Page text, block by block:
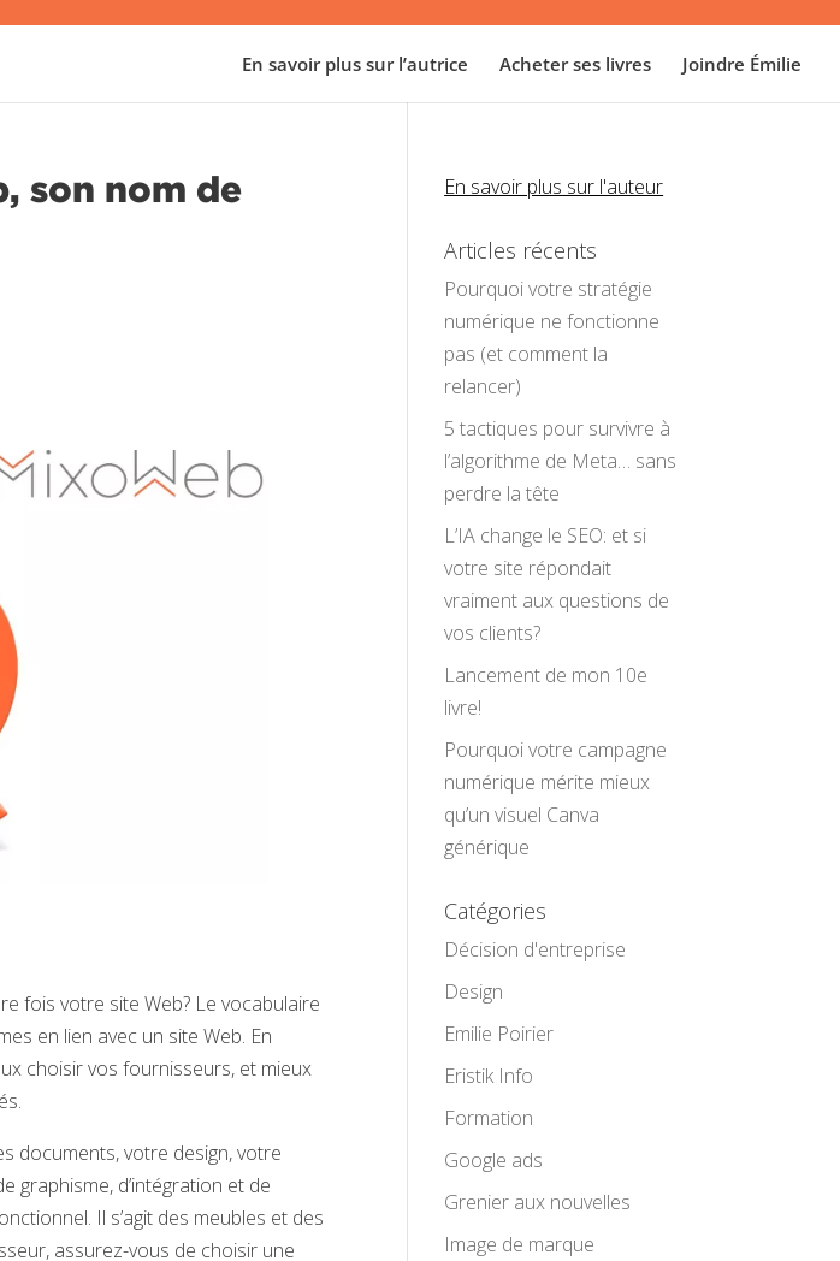
En savoir plus sur l’autrice Acheter ses livres Joindre Émilie
son nom de
fois votre site Web? Le vocabulaire
en lien avec un site Web. En
choisir vos fournisseurs, et mieux
documents, votre design, votre
graphisme, d’intégration et de
Il s’agit des meubles et des
assurez-vous de choisir une
En savoir plus sur l'auteur
Articles récents
Pourquoi votre stratégie
numérique ne fonctionne
pas (et comment la
relancer)
5 tactiques pour survivre à
l’algorithme de Meta… sans
perdre la tête
L’IA change le SEO: et si
votre site répondait
vraiment aux questions de
vos clients?
Lancement de mon 10e
livre!
Pourquoi votre campagne
numérique mérite mieux
qu’un visuel Canva
générique
Catégories
Décision d'entreprise
Design
Emilie Poirier
Eristik Info
Formation
Google ads
Grenier aux nouvelles
Image de marque